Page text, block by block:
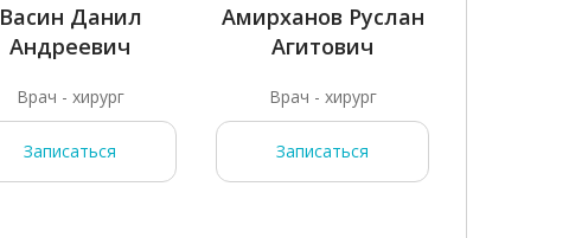
Васин Данил
Андреевич
Врач - хирург
Записаться
Амирханов Руслан
Агитович
Врач - хирург
Записаться